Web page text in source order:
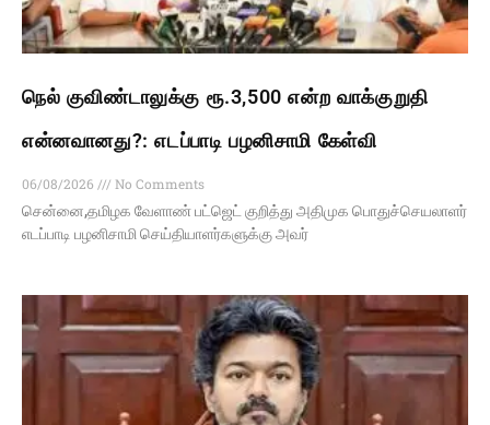
நெல் குவிண்டாலுக்கு ரூ.3,500 என்ற வாக்குறுதி
என்னவானது?: எடப்பாடி பழனிசாமி கேள்வி
06/08/2026
No Comments
சென்னை,தமிழக வேளாண் பட்ஜெட் குறித்து அதிமுக பொதுச்செயலாளர்
எடப்பாடி பழனிசாமி செய்தியாளர்களுக்கு அவர்